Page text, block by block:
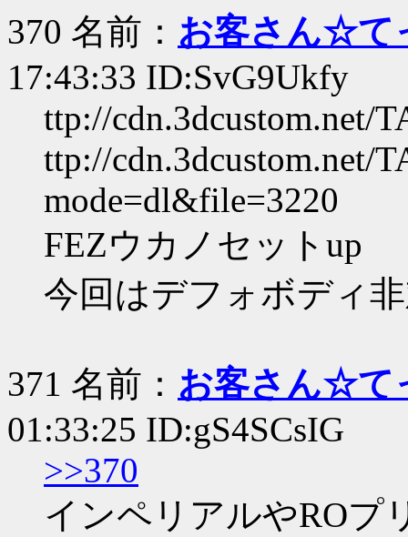
370 名前： お客さん☆て
17:43:33 ID:SvG9Ukfy
ttp://cdn.3dcustom.net/
ttp://cdn.3dcustom.net/
mode=dl&file=3220
FEZウカノセットup
今回はデフォボディ
371 名前： お客さん☆て
01:33:25 ID:gS4SCsIG
>>370
インペリアルやROプ